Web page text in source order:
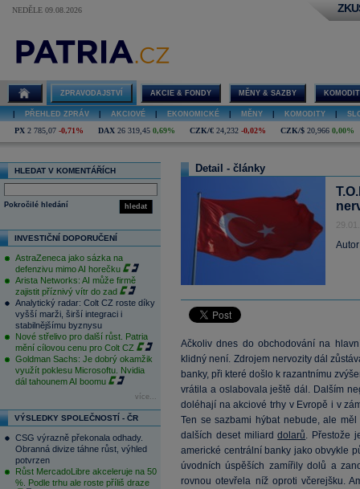
NEDĚLE 09.08.2026
ZPRAVODAJSTVÍ AKCIE & FONDY MĚNY & SAZBY
PŘEHLED ZPRÁV AKCIOVÉ EKONOMICKÉ MĚNY KOMODITY
PX 2 785,07 -0,71% DAX 26 319,45 0,69% CZK/€ 24,232 -0,02% CZK/$ 20,966 0,00%
HLEDAT V KOMENTÁŘÍCH
hledat
Pokročilé hledání
INVESTIČNÍ DOPORUČENÍ
AstraZeneca jako sázka na
defenzivu mimo AI horečku
Arista Networks: AI může firmě
zajistit příznivý vítr do zad
Analytický radar: Colt CZ roste díky
vyšší marži, širší integraci i
stabilnějšímu byznysu
Nové střelivo pro další růst. Patria
mění cílovou cenu pro Colt CZ
Goldman Sachs: Je dobrý okamžik
využít poklesu Microsoftu. Nvidia
dál tahounem AI boomu
více...
VÝSLEDKY SPOLEČNOSTÍ - ČR
CSG výrazně překonala odhady.
Obranná divize táhne růst, výhled
potvrzen
Růst MercadoLibre akceleruje na 50
%. Podle trhu ale roste příliš draze
Detail - články
Ačkoliv dnes do obchodování na
klidný není. Zdrojem nervozity dál
banky, při které došlo k razantnímu
vrátila a oslabovala ještě dál. Dalším
doléhají na akciové trhy v Evropě i v
Ten se sazbami hýbat nebude, ale
dalších deset miliarddolarů. Přestože
americké centrální banky jako obvykle
úvodních úspěších zamířily dolů a
rovnou otevřela níž oproti včerejšku.